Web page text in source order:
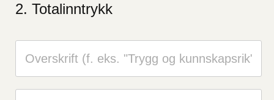
Totalinntrykk